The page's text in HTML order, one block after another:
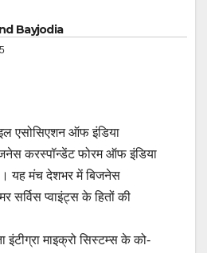
Bayjodia
एसोसिएशन ऑफ इंडिया
करस्‍पॉन्‍डेंट फोरम ऑफ इंडिया
यह मंच देशभर में बिजनेस
प्वाइंट्स के हितों की
इंटीग्रा माइक्रो सिस्टम्स के को-